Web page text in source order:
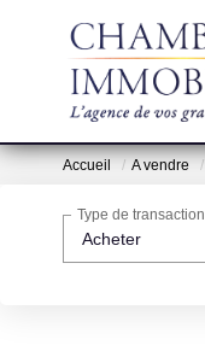
Accueil A vendre
Acheter
Type de transaction